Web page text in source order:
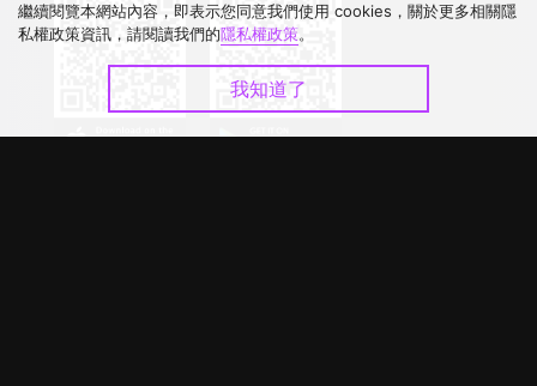
繼續閱覽本網站內容，即表示您同意我們使用 cookies，關於更多相關隱
私權政策資訊，請閱讀我們的隱私權政策。
我知道了